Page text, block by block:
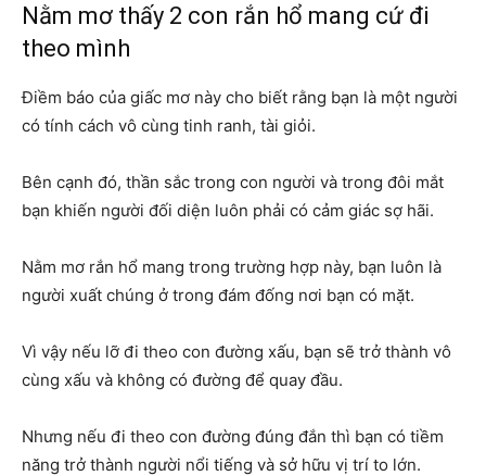
Nằm mơ thấy 2 con rắn hổ mang cứ đi
theo mình
Điềm báo của giấc mơ này cho biết rằng bạn là một người
có tính cách vô cùng tinh ranh, tài giỏi.
Bên cạnh đó, thần sắc trong con người và trong đôi mắt
bạn khiến người đối diện luôn phải có cảm giác sợ hãi.
Nằm mơ rắn hổ mang trong trường hợp này, bạn luôn là
người xuất chúng ở trong đám đống nơi bạn có mặt.
Vì vậy nếu lỡ đi theo con đường xấu, bạn sẽ trở thành vô
cùng xấu và không có đường để quay đầu.
Nhưng nếu đi theo con đường đúng đắn thì bạn có tiềm
năng trở thành người nổi tiếng và sở hữu vị trí to lớn.